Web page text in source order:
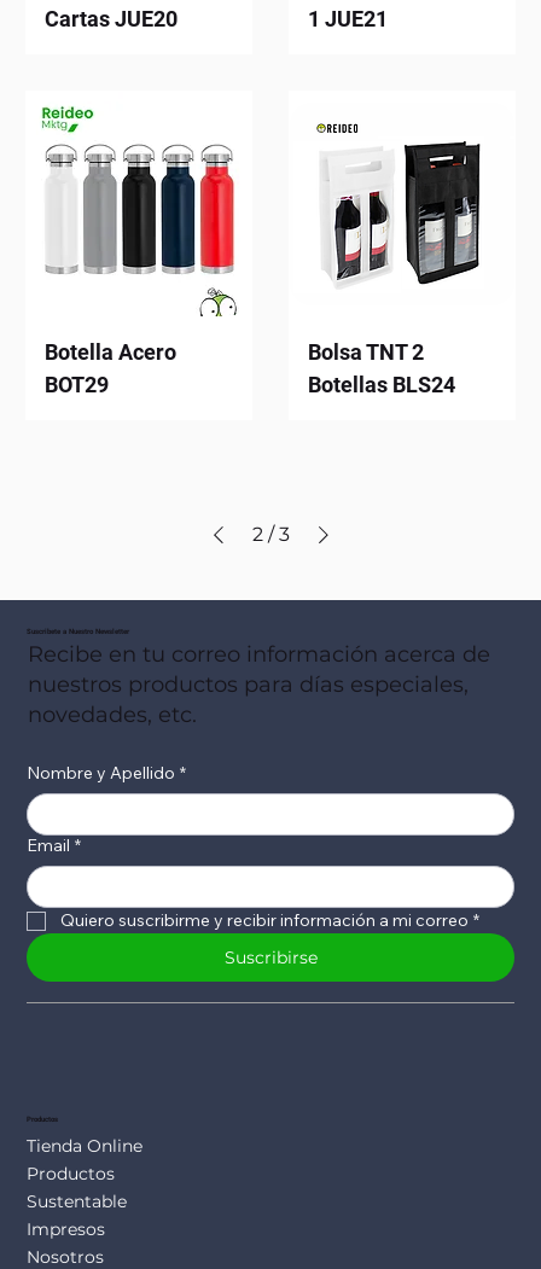
Cartas JUE20
1 JUE21
Botella Acero
BOT29
Bolsa TNT 2
Botellas BLS24
2 / 3
Suscribete a Nuestro Newsletter
Recibe en tu correo información acerca de
nuestros productos para días especiales,
novedades, etc.
Nombre y Apellido *
Email *
Quiero suscribirme y recibir información a mi correo *
Suscribirse
Productos
Tienda Online
Productos
Sustentable
Impresos
Nosotros